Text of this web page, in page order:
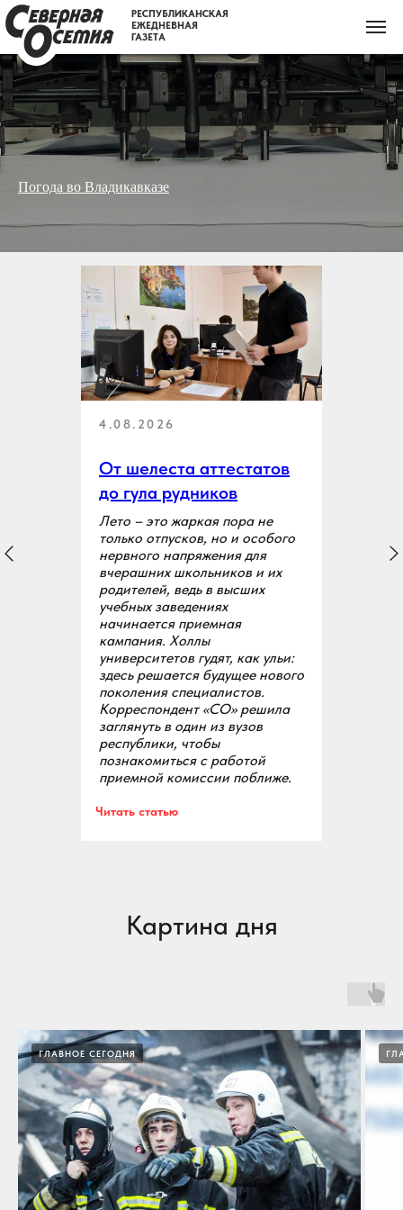
РЕСПУБЛИКАНСКАЯ
ЕЖЕДНЕВНАЯ
ГАЗЕТА
Погода во Владикавказе
4.08.2026
От шелеста аттестатов
до гула рудников
Лето – это жаркая пора не
только отпусков, но и особого
нервного напряжения для
вчерашних школьников и их
родителей, ведь в высших
учебных заведениях
начинается приемная
кампания. Холлы
университетов гудят, как ульи:
здесь решается будущее нового
поколения специалистов.
Корреспондент «СО» решила
заглянуть в один из вузов
республики, чтобы
познакомиться с работой
приемной комиссии поближе.
Читать статью
Картина дня
ГЛАВНОЕ СЕГОДНЯ